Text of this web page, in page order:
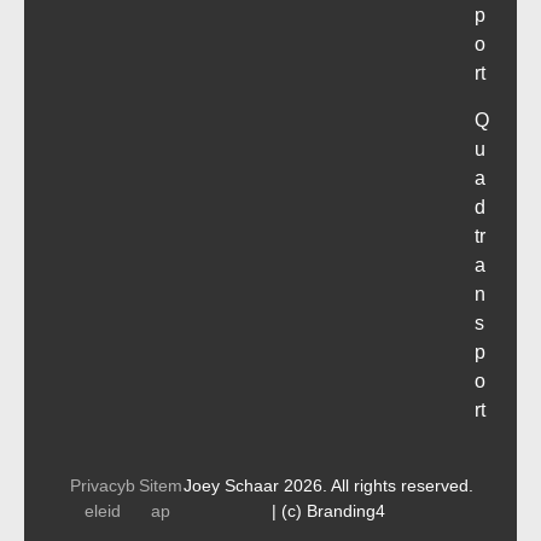
p
o
rt
Q
u
a
d
tr
a
n
s
p
o
rt
Joey Schaar 2026. All rights reserved.
| (c) Branding4
Privacyb
eleid
Sitem
ap